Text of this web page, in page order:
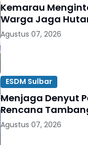
Kemarau
Warga Jaga
Agustus 07, 2026
ESDM Sulbar
Menjaga Denyut
Rencana
Agustus 07, 2026